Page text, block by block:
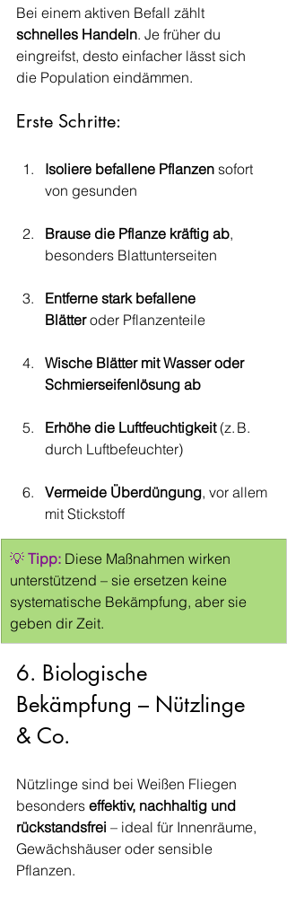
Bei einem aktiven Befall zählt
schnelles Handeln. Je früher du
eingreifst, desto einfacher lässt sich
die Population eindämmen.
Erste Schritte:
Isoliere befallene Pflanzen sofort
von gesunden
Brause die Pflanze kräftig ab,
besonders Blattunterseiten
Entferne stark befallene
Blätter oder Pflanzenteile
Wische Blätter mit Wasser oder
Schmierseifenlösung ab
Erhöhe die Luftfeuchtigkeit (z. B.
durch Luftbefeuchter)
Vermeide Überdüngung, vor allem
mit Stickstoff
💡 Tipp: Diese Maßnahmen wirken
unterstützend – sie ersetzen keine
systematische Bekämpfung, aber sie
geben dir Zeit.
6. Biologische
Bekämpfung – Nützlinge
& Co.
Nützlinge sind bei Weißen Fliegen
besonders effektiv, nachhaltig und
rückstandsfrei – ideal für Innenräume,
Gewächshäuser oder sensible
Pflanzen.